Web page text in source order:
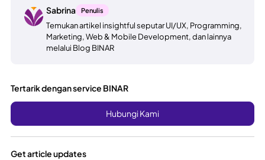
Sabrina Penulis
Temukan artikel insightful seputar UI/UX, Programming,
Marketing, Web & Mobile Development, dan lainnya
melalui Blog BINAR
Tertarik dengan service BINAR
Hubungi Kami
Get article updates